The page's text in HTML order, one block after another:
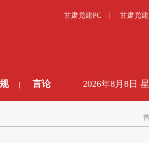
甘肃党建PC 甘肃党
言论 2026年8月8日